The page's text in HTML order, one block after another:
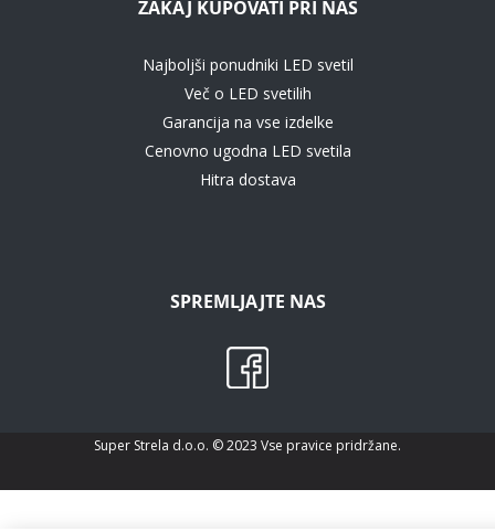
ZAKAJ KUPOVATI PRI NAS
Najboljši ponudniki LED svetil
Več o LED svetilih
Garancija na vse izdelke
Cenovno ugodna LED svetila
Hitra dostava
SPREMLJAJTE NAS
Super Strela d.o.o. © 2023 Vse pravice pridržane.